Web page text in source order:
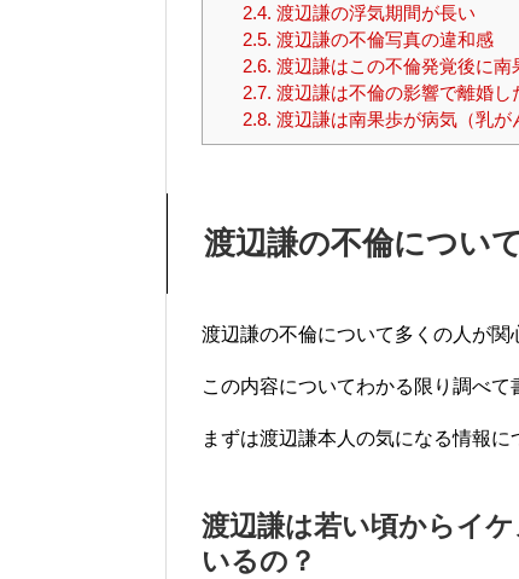
2.4. 渡辺謙の浮気期間が長い
2.5. 渡辺謙の不倫写真の違和感
2.6. 渡辺謙はこの不倫発覚後に南
2.7. 渡辺謙は不倫の影響で離婚し
2.8. 渡辺謙は南果歩が病気（乳が
渡辺謙の不倫について
渡辺謙の不倫について多くの人が関
この内容についてわかる限り調べて
まずは渡辺謙本人の気になる情報に
渡辺謙は若い頃からイ
いるの？